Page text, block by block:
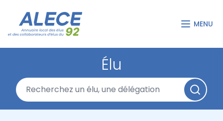
MENU
Élu